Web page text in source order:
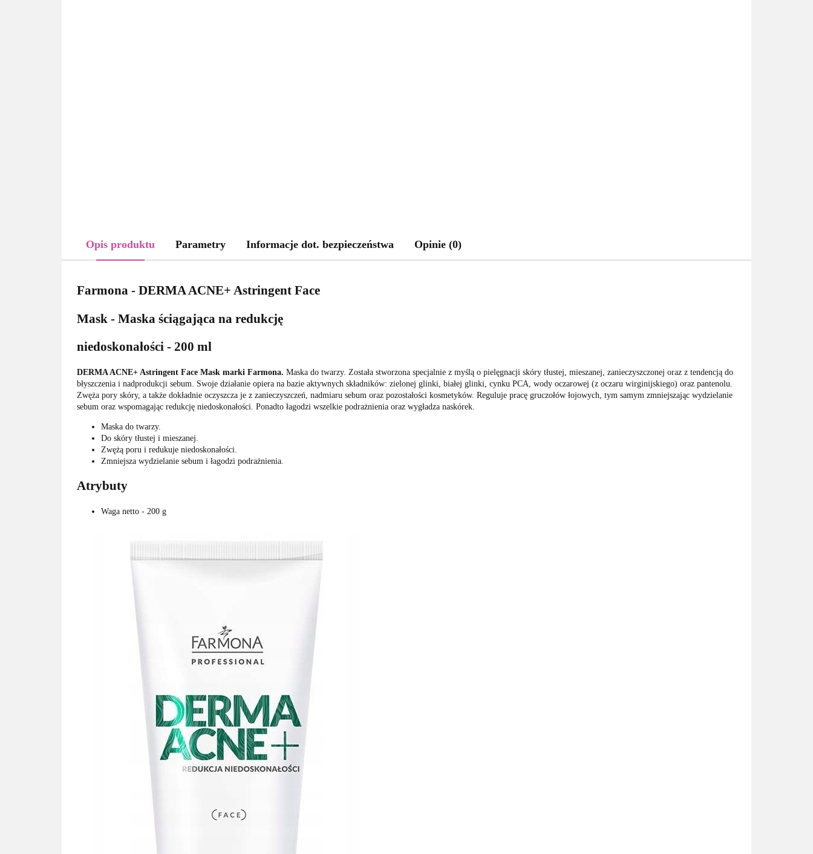
Opis produktu Parametry Informacje dot. bezpieczeństwa Opinie (0)
Farmona - DERMA ACNE+ Astringent Face
Mask - Maska ściągająca na redukcję
niedoskonałości - 200 ml
DERMA ACNE+ Astringent Face Mask marki Farmona. Maska do twarzy. Została stworzona specjalnie z myślą o pielęgnacji skóry tłustej, mieszanej, zanieczyszczonej oraz z tendencją do
błyszczenia i nadprodukcji sebum. Swoje działanie opiera na bazie aktywnych składników: zielonej glinki, białej glinki, cynku PCA, wody oczarowej (z oczaru wirginijskiego) oraz pantenolu.
Zwęża pory skóry, a także dokładnie oczyszcza je z zanieczyszczeń, nadmiaru sebum oraz pozostałości kosmetyków. Reguluje pracę gruczołów łojowych, tym samym zmniejszając wydzielanie
sebum oraz wspomagając redukcję niedoskonałości. Ponadto łagodzi wszelkie podrażnienia oraz wygładza naskórek.
Maska do twarzy.
Do skóry tłustej i mieszanej.
Zwężą poru i redukuje niedoskonałości.
Zmniejsza wydzielanie sebum i łagodzi podrażnienia.
Atrybuty
Waga netto - 200 g